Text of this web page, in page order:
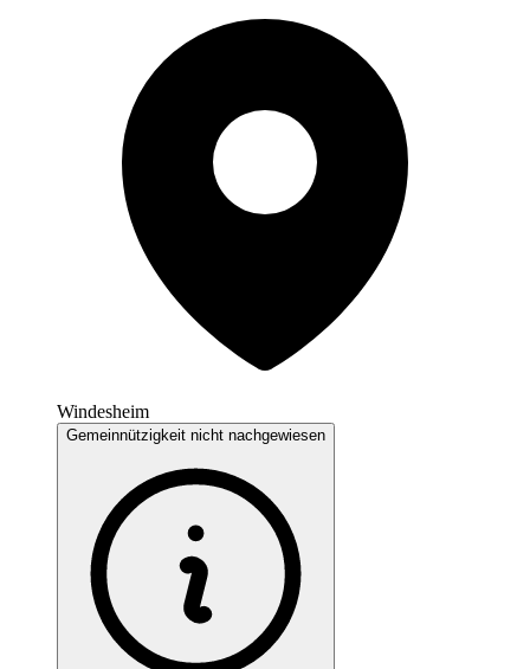
Windesheim
Gemeinnützigkeit nicht nachgewiesen